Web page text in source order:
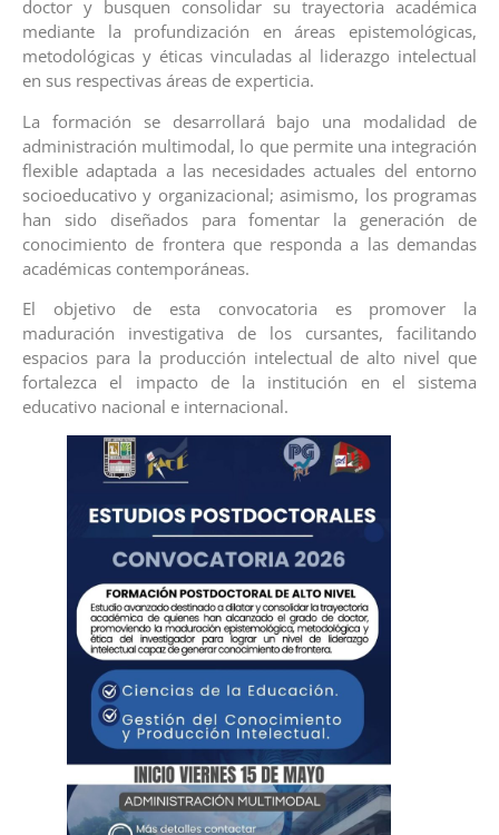
doctor y busquen consolidar su trayectoria académica
mediante la profundización en áreas epistemológicas,
metodológicas y éticas vinculadas al liderazgo intelectual
en sus respectivas áreas de experticia.
La formación se desarrollará bajo una modalidad de
administración multimodal, lo que permite una integración
flexible adaptada a las necesidades actuales del entorno
socioeducativo y organizacional; asimismo, los programas
han sido diseñados para fomentar la generación de
conocimiento de frontera que responda a las demandas
académicas contemporáneas.
El objetivo de esta convocatoria es promover la
maduración investigativa de los cursantes, facilitando
espacios para la producción intelectual de alto nivel que
fortalezca el impacto de la institución en el sistema
educativo nacional e internacional.